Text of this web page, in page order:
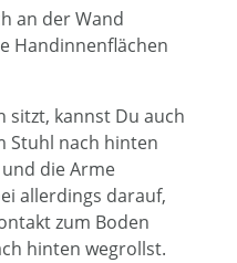
an der Wand
Handinnenflächen
sitzt, kannst Du auch
Stuhl nach hinten
die Arme
allerdings darauf,
zum Boden
hinten wegrollst.